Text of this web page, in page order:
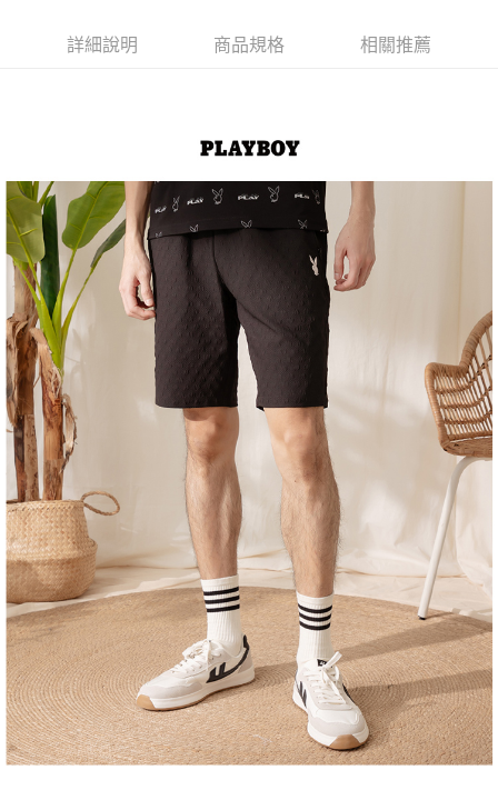
3.實際核准額度、可分期數及費用金額請依後續交易確認頁面所載為準。
4.訂單成立30分鐘內，如未前往確認交易或遇審核未通過，訂單將自動取
帳／街口支付／iPASS MONEY」等通路繳費。
【注意事項】
1.本服務係由「台灣大哥大股份有限公司」（以下簡稱本公司）所提供，讓
用戶於交易時，得透過本服務購買商品或服務，並由商店將買賣／分期付款
買賣價金債權讓與本公司後，依約使用本公司帳單繳交帳款。
2.基於同意付款使用「大哥付你分期」之契約關係目的，商店將以您的個人
資料（包含姓名、電話或地址）提供予台灣大哥大進項蒐集、處理及利用，
由本公司與您本人進行分期帳單所需資料之確認、核對及更正。
3.完整用戶服務條款，請詳閱以下連結：
https://oppay.tw/userRule
便利好安心！
【「AFTEE先享後付」結帳流程】
１．於結帳方式選擇「AFTEE先享後付」後，將跳轉至「AFTEE先享後付」
結帳頁面，進行簡訊認證並確認金額後，即可完成結帳。
２．訂單成立數日內，您將收到繳費通知簡訊。
３．收到繳費通知簡訊後14天內，點擊此簡訊中的連結，可透過四大超商／
ATM／網路銀行／等多元方式進行付款，方視為交易完成。
※ 請注意：結帳手續完成當下不需立刻繳費，但若您需要取消訂單，請聯絡
購買商品的店家。未經商家同意取消之訂單仍視為有效，需透過AFTEE先享
後付繳納相關費用。
※ 交易是否成功請以「AFTEE先享後付 」之結帳頁面顯示為準，若有關於
是否繳費成功／繳費後需取消欲退款等相關疑問，請聯繫「AFTEE先享後付
客戶支援中心」
https://netprotections.freshdesk.com/support/home
【注意事項】
１．透過由恩沛科技股份有限公司提供之「AFTEE先享後付」服務完成之交
易，需依本服務之必要範圍內提供個人資料，並將交易相關給付款項請求債
權轉讓予恩沛科技股份有限公司。
２．關於個人資料處理事宜，請瀏覽以下網址：
https://aftee.tw/terms/#terms3
３．未成年的使用者請事先徵得法定代理人或監護人之同意方可使用
「AFTEE先享後付」，若未經同意申辦者引起之損失，本公司不負相關責
任。
４．使用「AFTEE先享後付」時，將依據個別帳號之用戶狀況，依本公司即
時審查核予不同之上限額度；若仍有額度不足之情形，本公司將視審查結果
請求用戶進行身份認證。
５．嚴禁一人註冊多個帳號或使用他人資訊註冊。若發現惡意使用之情形，
恩沛科技股份有限公司將有權停止該用戶之使用額度並採取法律行動。
每筆NT$60，滿NT$1,500(含以上)免運費
付款後全家取貨
每筆NT$60，滿NT$1,500(含以上)免運費
萊爾富取貨付款
每筆NT$120
付款後萊爾富取貨
每筆NT$122
7-11取貨付款
每筆NT$60，滿NT$2,000(含以上)免運費
付款後7-11取貨
每筆NT$60，滿NT$2,000(含以上)免運費
宅配
每筆NT$60，滿NT$2,000(含以上)免運費
宅配_離島
每筆NT$100
詳細說明 商品規格 相關推薦